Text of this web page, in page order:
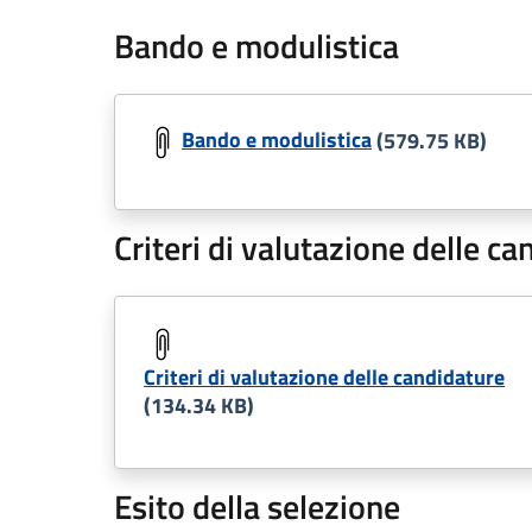
Bando e modulistica
Bando e modulistica(579.75 KB)
Criteri di valutazione delle
Criteri di valutazione delle candidature
(134.34 KB)
Esito della selezione